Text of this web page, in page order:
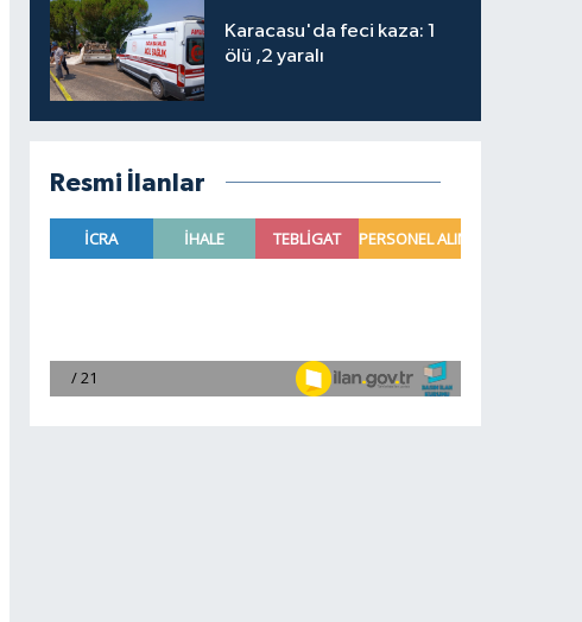
Karacasu'da feci kaza: 1
ölü ,2 yaralı
Resmi İlanlar